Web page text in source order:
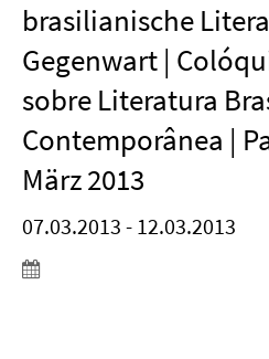
brasilianische
Gegenwart |
sobre Literatura
Contemporânea |
März 2013
07.03.2013 - 12.03.2013